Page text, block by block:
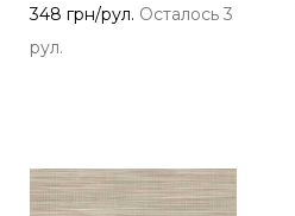
348 грн/рул. Осталось 3
рул.